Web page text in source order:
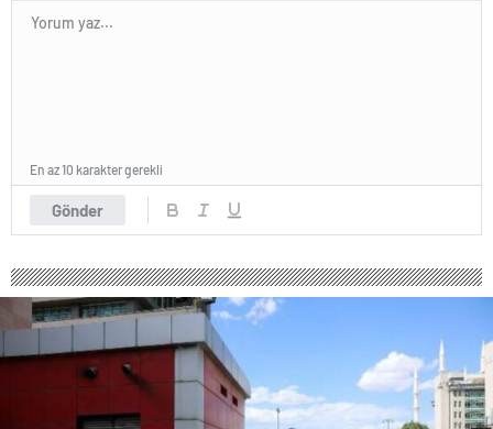
Gönder
En az 10 karakter gerekli